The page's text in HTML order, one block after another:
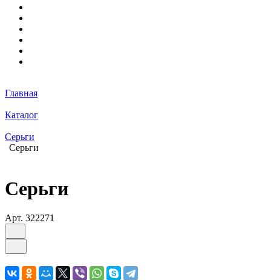
Главная
Каталог
Серьги
Серьги
Серьги
Арт. 322271